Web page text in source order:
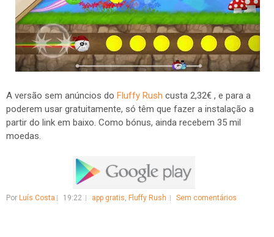
A versão sem anúncios do Fluffy Rush custa 2,32€ , e para a
poderem usar gratuitamente, só têm que fazer a instalação a
partir do link em baixo. Como bónus, ainda recebem 35 mil
moedas.
Por Luís Costa 19:22 app gratis, Fluffy Rush Sem comentários